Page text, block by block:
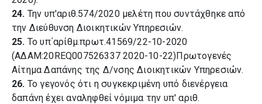
24. Την υπ'αριθ.574/2020 μελέτη που συντάχθηκε από
την Διεύθυνση Διοικητικών Υπηρεσιών.
25. Το υπ΄αρίθμ.πρωτ.41569/22-10-2020
(ΑΔΑΜ:20REQ007526337 2020-10-22)Πρωτογενές
Αίτημα Δαπάνης της Δ/νσης Διοικητικών Υπηρεσιών.
26. Το γεγονός ότι η συγκεκριμένη υπό διενέργεια
δαπάνη έχει αναληφθεί νόμιμα την υπ' αριθ.